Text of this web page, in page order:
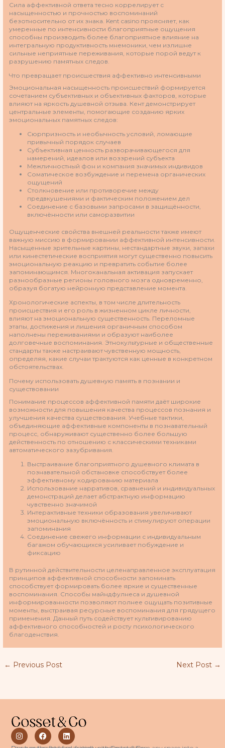
Сила аффективной ответа тесно коррелирует с
насыщенностью и прочностью воспоминаний
безотносительно от их знака. Kent casino проясняет, как
умеренные по интенсивности благоприятные ощущения
способны производить более благоприятное влияние на
интегральную продуктивность мнемоники, чем излишне
сильные неприятные переживания, которые порой ведут к
разрушению памятных следов.
Что превращает происшествия аффективно интенсивными
Эмоциональная насыщенность происшествий формируется
сочетанием субъективных и объективных факторов, которые
влияют на яркость душевной отзыва. Кент демонстрирует
центральные элементы, помогающие созданию ярких
эмоциональных памятных следов:
Сюрпризность и необычность условий, ломающие
привычный порядок случаев
Субъективная ценность разворачивающегося для
намерений, идеалов или воззрений субъекта
Межличностный фон и компания значимых индивидов
Соматическое возбуждение и перемена органических
ощущений
Столкновение или противоречие между
предвкушениями и фактическим положением дел
Соединение с базовыми запросами в защищённости,
включённости или саморазвитии
Ощущенческие свойства внешней реальности также имеют
важную миссию в формировании аффективной интенсивности.
Насыщенные зрительные картины, нестандартные звуки, запахи
или кинестетические восприятия могут существенно повысить
эмоциональную реакцию и превратить событие более
запоминающимся. Многоканальная активация запускает
разнообразные регионы головного мозга одновременно,
образуя богатую нейронную представление момента.
Хронологические аспекты, в том числе длительность
происшествия и его роль в жизненном цикле личности,
влияют на эмоциональную существенность. Переломные
этапы, достижения и лишения органичным способом
наполнены переживаниями и образуют наиболее
долговечные воспоминания. Этнокультурные и общественные
стандарты также настраивают чувственную мощность,
определяя, какие случаи трактуются как ценные в конкретном
обстоятельствах.
Почему использовать душевную память в познании и
существовании
Понимание процессов аффективной памяти даёт широкие
возможности для повышения качества процессов познания и
улучшения качества существования. Учебные тактики,
объединяющие аффективные компоненты в познавательный
процесс, обнаруживают существенно более большую
действенность по отношению с классическими техниками
автоматического зазубривания.
Выстраивание благоприятного душевного климата в
познавательной обстановке способствует более
эффективному кодированию материала
Использование нарративов, сравнений и индивидуальных
демонстраций делает абстрактную информацию
чувственно значимой
Интерактивные техники образования увеличивают
эмоциональную включённость и стимулируют операции
запоминания
Соединение свежего информации с индивидуальным
багажом обучающихся усиливает побуждение и
фиксацию
В рутинной действительности целенаправленное эксплуатация
принципов аффективной способности запоминать
способствует формировать более яркие и существенные
воспоминания. Способы майндфулнеса и душевной
информированности позволяют полнее ощущать позитивные
моменты, выстраивая ресурсные воспоминания для грядущего
применения. Данный путь содействует культивированию
аффективного способностей и росту психологического
благоденствия.
← Previous Post Next Post →
I
n
s
F
a
c
L
i
n